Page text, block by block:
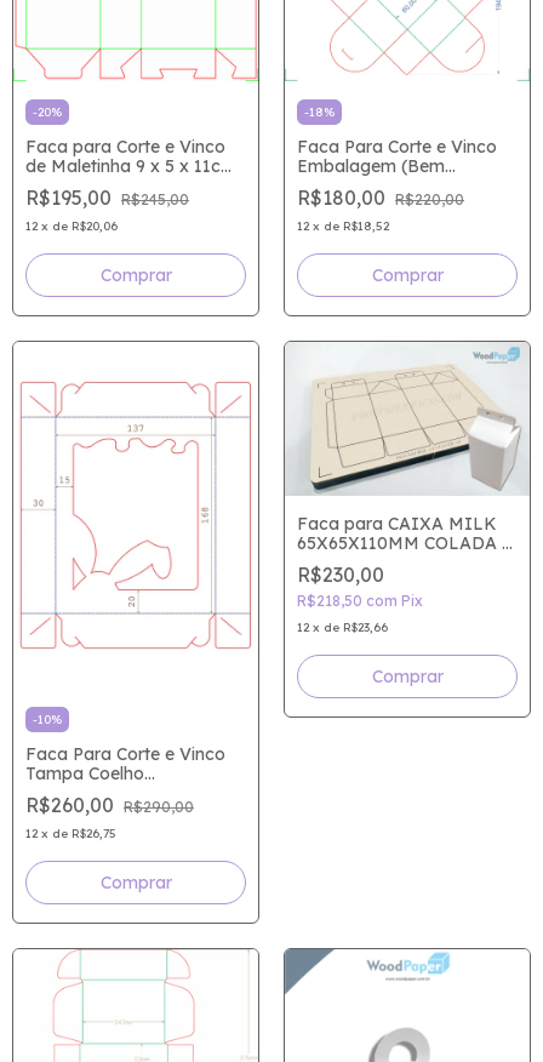
-20%
Faca para Corte e Vinco
de Maletinha 9 x 5 x 11cm
- 4C9E2CA
R$195,00 R$245,00
12 x de R$20,06
-18%
Faca Para Corte e Vinco
Embalagem (Bem
Casado) 6 x 6 x 4 cm
R$180,00 R$220,00
12 x de R$18,52
-10%
Faca Para Corte e Vinco
Tampa Coelho
168x137x30mm
R$260,00 R$290,00
12 x de R$26,75
Faca para CAIXA MILK
65X65X110MM COLADA -
CF299CC
R$230,00
R$218,50 com Pix
12 x de R$23,66